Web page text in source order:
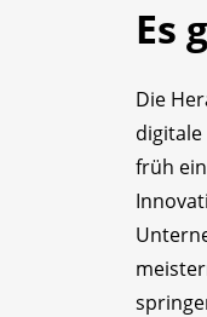
Es
Die
digitale
früh